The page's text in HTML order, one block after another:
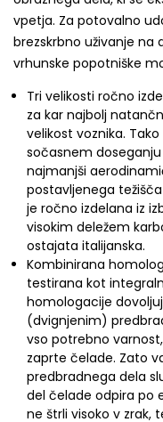
vpetja. Za potovalno
brezskrbno uživanje na
vrhunske popotniške
Tri velikosti ročno
za kar najbolj
velikost voznika.
sočasnem
najmanjši
postavljenega
je ročno izdelana iz
visokim deležem
ostajata italijanska.
Kombinirana
testirana kot
homologacije
(dvignjenim)
vso potrebno
zaprte čelade. Zato
predbradnega dela
del čelade odpira po
ne štrli visoko v zrak,